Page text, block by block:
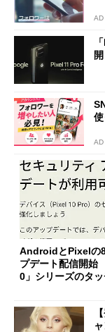
AD
使
AD
AndroidとPixelの
プデート配信開
0」シリーズのタ